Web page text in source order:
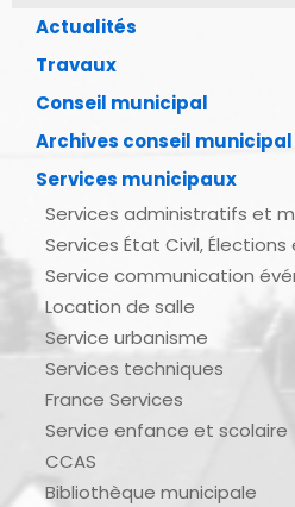
Actualités
Travaux
Conseil municipal
Archives conseil municipal
Services municipaux
Services administratifs et
Services État Civil,
Service communication
Location de salle
Service urbanisme
Services techniques
France Services
Service enfance et scolaire
CCAS
Bibliothèque municipale